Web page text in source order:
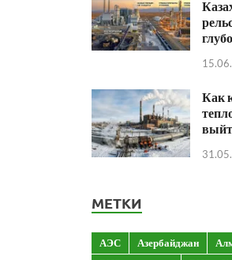
Как
МЕТКИ
АЭС Азербайджан